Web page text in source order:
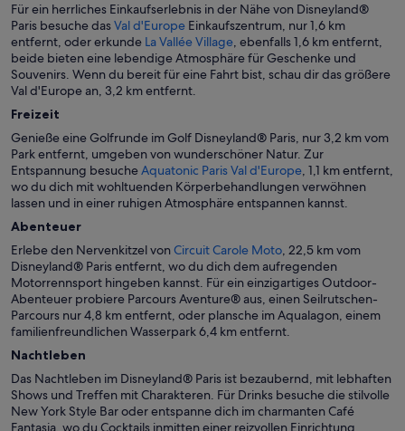
Für ein herrliches Einkaufserlebnis in der Nähe von Disneyland®
Paris besuche dasVal d'Europe Einkaufszentrum, nur 1,6 km
entfernt, oder erkunde La Vallée Village, ebenfalls 1,6 km entfernt,
beide bieten eine lebendige Atmosphäre für Geschenke und
Souvenirs. Wenn du bereit für eine Fahrt bist, schau dir das größere
Val d'Europe an, 3,2 km entfernt.
Freizeit
Genieße eine Golfrunde im Golf Disneyland® Paris, nur 3,2 km vom
Park entfernt, umgeben von wunderschöner Natur. Zur
Entspannung besucheAquatonic Paris Val d'Europe, 1,1 km entfernt,
wo du dich mit wohltuenden Körperbehandlungen verwöhnen
lassen und in einer ruhigen Atmosphäre entspannen kannst.
Abenteuer
Erlebe den Nervenkitzel vonCircuit Carole Moto, 22,5 km vom
Disneyland® Paris entfernt, wo du dich dem aufregenden
Motorrennsport hingeben kannst. Für ein einzigartiges Outdoor-
Abenteuer probiere Parcours Aventure® aus, einen Seilrutschen-
Parcours nur 4,8 km entfernt, oder plansche im Aqualagon, einem
familienfreundlichen Wasserpark 6,4 km entfernt.
Nachtleben
Das Nachtleben im Disneyland® Paris ist bezaubernd, mit lebhaften
Shows und Treffen mit Charakteren. Für Drinks besuche die stilvolle
New York Style Bar oder entspanne dich im charmanten Café